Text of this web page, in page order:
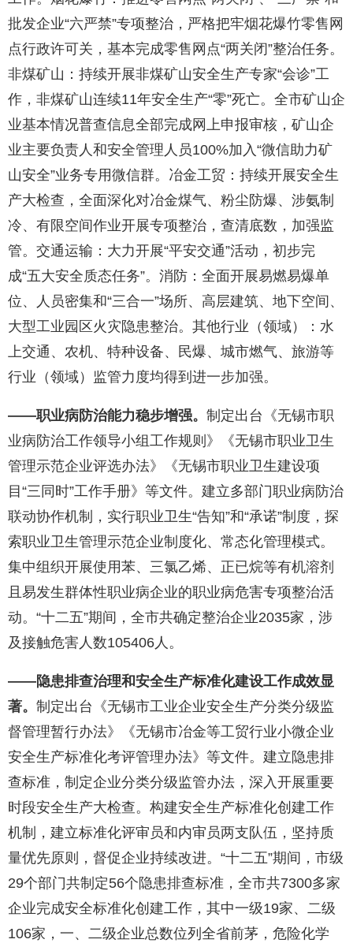
批发企业“六严禁”专项整治，严格把牢烟花爆竹零售网
点行政许可关，基本完成零售网点“两关闭”整治任务。
非煤矿山：持续开展非煤矿山安全生产专家“会诊”工
作，非煤矿山连续11年安全生产“零”死亡。全市矿山企
业基本情况普查信息全部完成网上申报审核，矿山企
业主要负责人和安全管理人员100%加入“微信助力矿
山安全”业务专用微信群。冶金工贸：持续开展安全生
产大检查，全面深化对冶金煤气、粉尘防爆、涉氨制
冷、有限空间作业开展专项整治，查清底数，加强监
管。交通运输：大力开展“平安交通”活动，初步完
成“五大安全质态任务”。消防：全面开展易燃易爆单
位、人员密集和“三合一”场所、高层建筑、地下空间、
大型工业园区火灾隐患整治。其他行业（领域）：水
上交通、农机、特种设备、民爆、城市燃气、旅游等
行业（领域）监管力度均得到进一步加强。
——职业病防治能力稳步增强。 制定出台《无锡市职
业病防治工作领导小组工作规则》《无锡市职业卫生
管理示范企业评选办法》《无锡市职业卫生建设项
目“三同时”工作手册》等文件。建立多部门职业病防治
联动协作机制，实行职业卫生“告知”和“承诺”制度，探
索职业卫生管理示范企业制度化、常态化管理模式。
集中组织开展使用苯、三氯乙烯、正已烷等有机溶剂
且易发生群体性职业病企业的职业病危害专项整治活
动。“十二五”期间，全市共确定整治企业2035家，涉
及接触危害人数105406人。
——隐患排查治理和安全生产标准化建设工作成效显
著。 制定出台《无锡市工业企业安全生产分类分级监
督管理暂行办法》《无锡市冶金等工贸行业小微企业
安全生产标准化考评管理办法》等文件。建立隐患排
查标准，制定企业分类分级监管办法，深入开展重要
时段安全生产大检查。构建安全生产标准化创建工作
机制，建立标准化评审员和内审员两支队伍，坚持质
量优先原则，督促企业持续改进。“十二五”期间，市级
29个部门共制定56个隐患排查标准，全市共7300多家
企业完成安全标准化创建工作，其中一级19家、二级
106家，一、二级企业总数位列全省前茅，危险化学